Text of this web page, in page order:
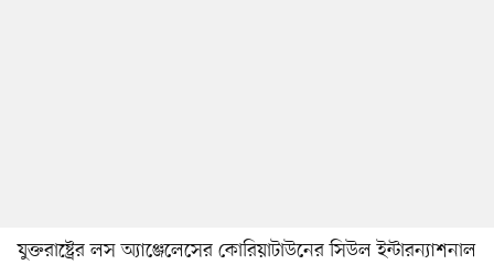
যুক্তরাষ্ট্রের লস অ্যাঞ্জেলেসের কোরিয়াটাউনের সিউল ইন্টারন্যাশনাল